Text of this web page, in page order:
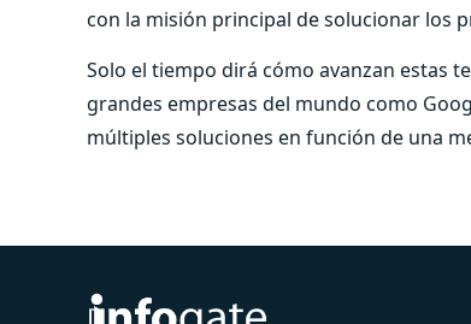
con la misión principal de solucionar los
Solo el tiempo dirá cómo avanzan estas
grandes empresas del mundo como
múltiples soluciones en función de una